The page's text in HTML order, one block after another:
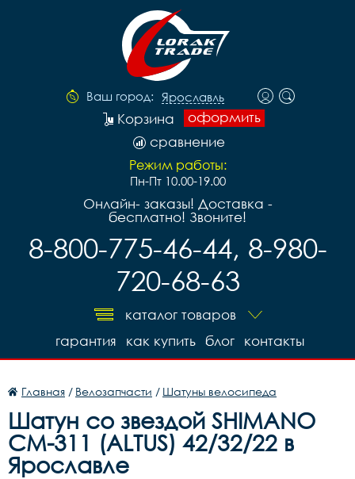
Ваш город: Ярославль
оформить
Корзина
сравнение
Режим работы:
Пн-Пт 10.00-19.00
Онлайн- заказы! Доставка -
бесплатно! Звоните!
8-800-775-46-44, 8-980-
720-68-63
каталог товаров
контакты
блог
как купить
гарантия
Главная / Велозапчасти / Шатуны велосипеда
Шатун со звездой SHIMANO
CM-311 (ALTUS) 42/32/22 в
Ярославле